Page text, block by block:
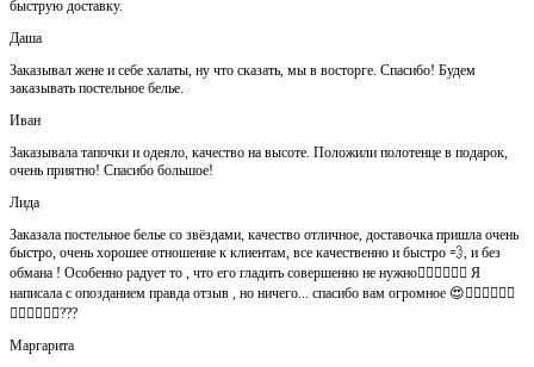
быструю доставку.
Даша
Заказывал жене и себе халаты, ну что сказать, мы в восторге. Спасибо! Будем
заказывать постельное белье.
Иван
Заказывала тапочки и одеяло, качество на высоте. Положили полотенце в подарок,
очень приятно! Спасибо большое!
Лида
Заказала постельное белье со звёздами, качество отличное, доставочка пришла очень
быстро, очень хорошее отношение к клиентам, все качественно и быстро 💨, и без
обмана ! Особенно радует то , что его гладить совершенно не нужно👍🏻👍🏻🙈😄 Я
написала с опозданием правда отзыв , но ничего... спасибо вам огромное 😍👍🏻👍🏻👏🏻
👌🏻👌🏻👌🏻???
Маргарита